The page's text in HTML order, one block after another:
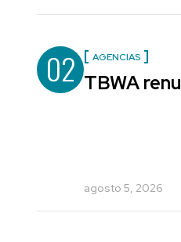
02 AGENCIAS
TBWA
agosto 5, 2026